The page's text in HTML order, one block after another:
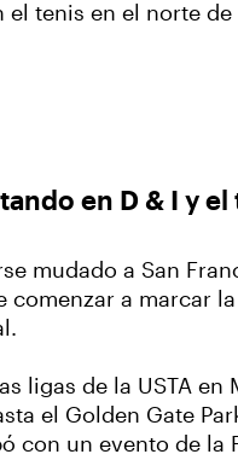
tenis en el norte
en D & I y el
mudado a San
comenzar a marcar
ligas de la USTA en
el Golden Gate
con un evento de la